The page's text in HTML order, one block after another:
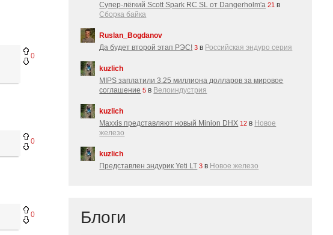
0
0
0
Супер-лёгкий Scott Spark RC SL от Dangerholm'a 21 в
Сборка байка
Ruslan_Bogdanov
Да будет второй этап РЭС! 3 в Российская эндуро серия
kuzlich
MIPS заплатили 3.25 миллиона долларов за мировое
соглашение 5 в Велоиндустрия
kuzlich
Maxxis представляют новый Minion DHX 12 в Новое
железо
kuzlich
Представлен эндурик Yeti LT 3 в Новое железо
Блоги